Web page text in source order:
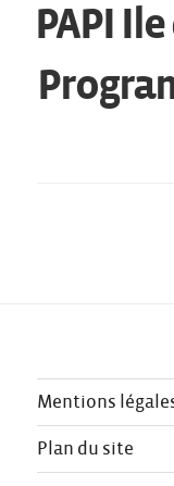
PAPI Ile
Mentions
Plan du site